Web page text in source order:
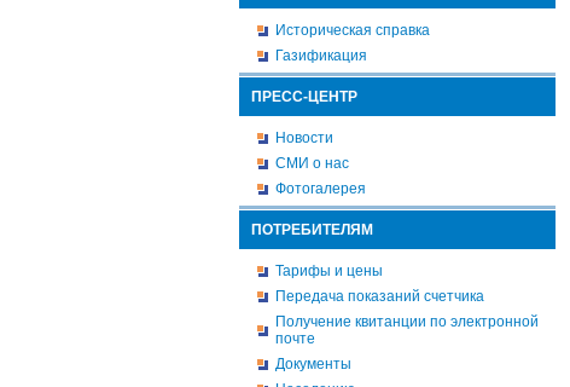
Историческая справка
Газификация
ПРЕСС-ЦЕНТР
Новости
СМИ о нас
Фотогалерея
ПОТРЕБИТЕЛЯМ
Тарифы и цены
Передача показаний счетчика
Получение квитанции по электронной
почте
Документы